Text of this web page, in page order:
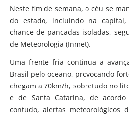
Neste fim de semana, o céu se
do estado, incluindo na
chance de pancadas isoladas,
de Meteorologia (Inmet).
Uma frente fria continua a
Brasil pelo oceano, provocando
chegam a 70km/h, sobretudo no
e de Santa Catarina, de
contudo, alertas meteorológicos